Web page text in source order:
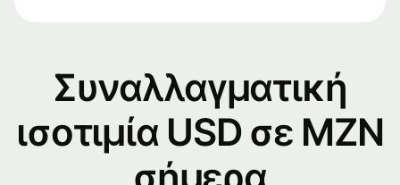
Συναλλαγματική
ισοτιμία USD σε MZN